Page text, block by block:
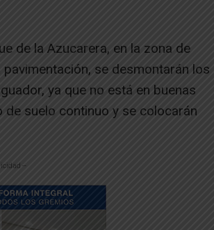
de la Azucarera, en la zona de
se desmontarán los
ya que no está en buenas
suelo continuo y se colocarán
--